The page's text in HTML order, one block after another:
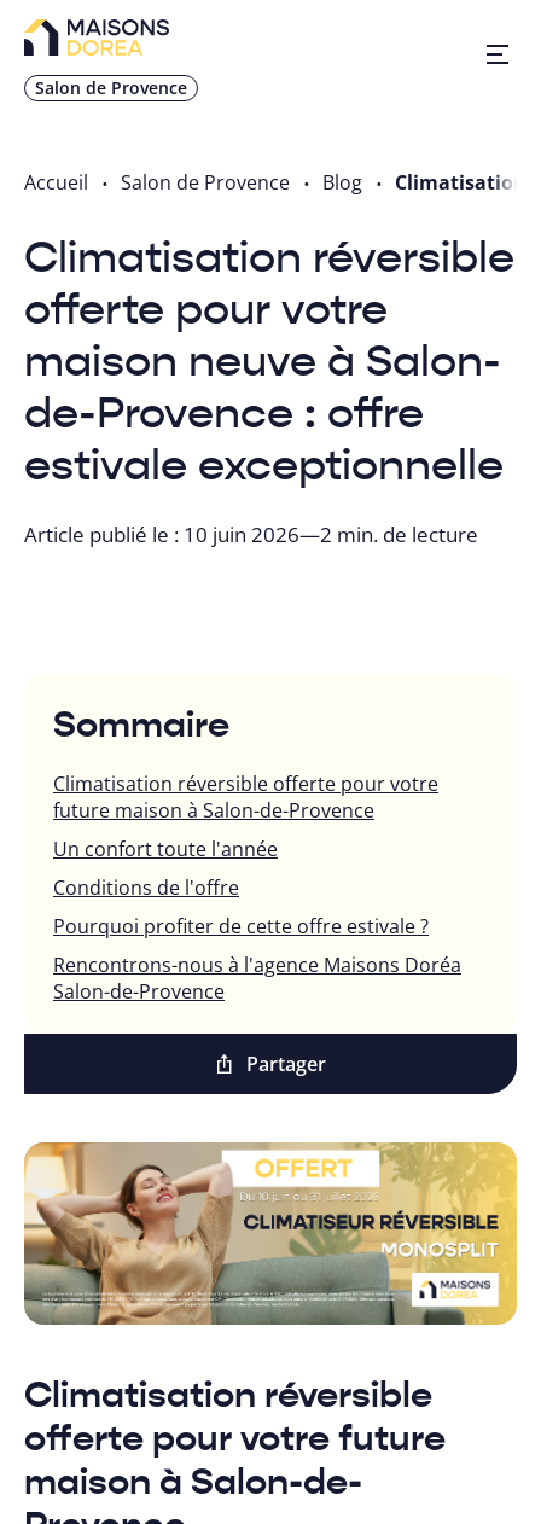
Salon de Provence
Nos offres
Trouver une agence
Contact
Climatisation réversible
offerte pour votre
maison neuve à Salon-
de-Provence : offre
estivale exceptionnelle
Accueil Salon de Provence Blog Climatisation
Article publié le : 10 juin 2026—2 min. de lecture
Sommaire
Climatisation réversible offerte pour votre
future maison à Salon-de-Provence
Un confort toute l'année
Conditions de l'offre
Pourquoi profiter de cette offre estivale ?
Rencontrons-nous à l'agence Maisons Doréa
Salon-de-Provence
Partager
Climatisation réversible
offerte pour votre future
maison à Salon-de-